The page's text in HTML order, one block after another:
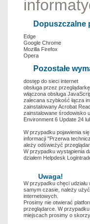
Dopuszczalne
Edge
Google Chrome
Mozilla Firefox
Opera
Pozostałe
dostęp do sieci internet
obsługa przez
włączona obsługa
zalecana szybkość łącza
zainstalowany Acrobat
zainstalowane środowisko
Environment 6 Update 24
W przypadku pojawienia
informacji "Przerwa
ależy odświeżyć
W przypadku wystąpienia
działem Helpdesk
Uwaga!
W przypadku chęci
samym czasie, należy
internetowych.
Prosimy nie otwierać
przeglądarce. W
miejscach prosimy o